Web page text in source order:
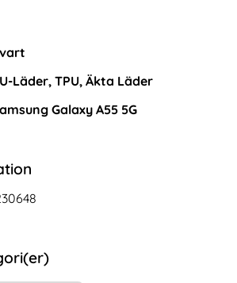
för denna produkt
Läder, TPU, Äkta Läder
Galaxy A55 5G